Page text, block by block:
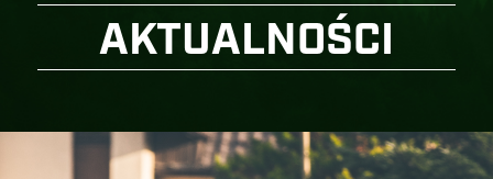
AKTUALNOŚCI